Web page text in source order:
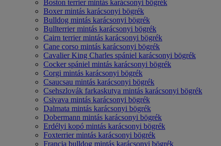
Boston terrier mintás karácsonyi bögrék
Boxer mintás karácsonyi bögrék
Bulldog mintás karácsonyi bögrék
Bullterrier mintás karácsonyi bögrék
Cairn terrier mintás karácsonyi bögrék
Cane corso mintás karácsonyi bögrék
Cavalier King Charles spániel karácsonyi bögrék
Cocker spániel mintás karácsonyi bögrék
Corgi mintás karácsonyi bögrék
Csaucsau mintás karácsonyi bögrék
Csehszlovák farkaskutya mintás karácsonyi bögrék
Csivava mintás karácsonyi bögrék
Dalmata mintás karácsonyi bögrék
Dobermann mintás karácsonyi bögrék
Erdélyi kopó mintás karácsonyi bögrék
Foxterrier mintás karácsonyi bögrék
Francia bulldog mintás karácsonyi bögrék